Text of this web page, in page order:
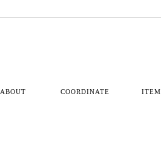
ABOUT COORDINATE ITEM